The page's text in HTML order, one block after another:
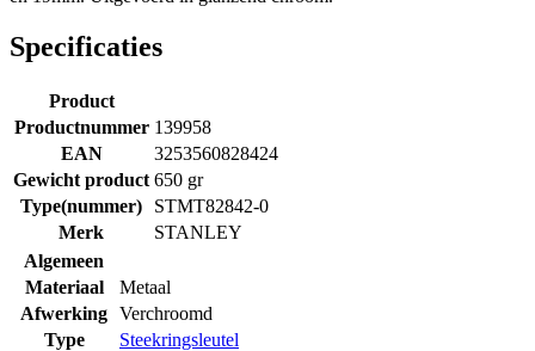
Specificaties
Product
Productnummer 139958
EAN
3253560828424
Gewicht product 650 gr
Type(nummer)
STMT82842-0
Merk
STANLEY
Algemeen
Materiaal
Metaal
Afwerking Verchroomd
Type
Steekringsleutel